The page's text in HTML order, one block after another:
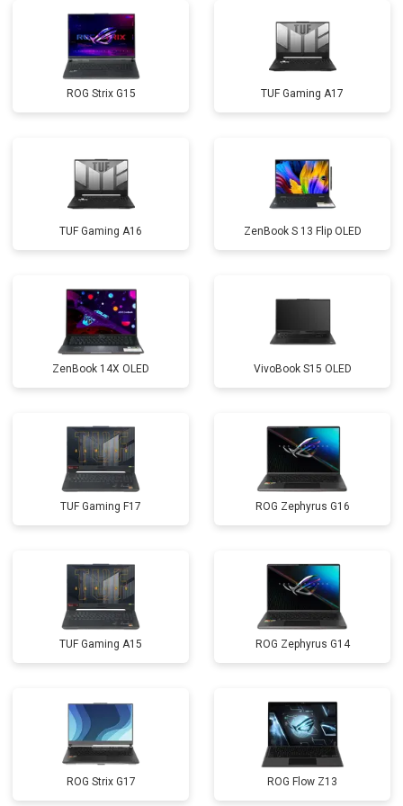
Замена Wi-Fi от 2200 ₽ Заказать
Ремонт цепи питания от 3500 ₽ Заказать
Замена USB порта от 2200 ₽ Заказать
Замена кулера от 2600 ₽ Заказать
Замена микрофона от 2600 ₽ Заказать
Замена оперативной памяти от 1100 ₽ Заказать
Замена северного моста
Ремонт петель от 3990 ₽ Заказать
ROG Strix G15 TUF Gaming A17
TUF Gaming A16 ZenBook S 13 Flip OLED
ZenBook 14X OLED VivoBook S15 OLED
TUF Gaming F17 ROG Zephyrus G16
TUF Gaming A15 ROG Zephyrus G14
ROG Strix G17 ROG Flow Z13